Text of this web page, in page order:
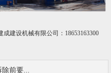
建设机械有限公司：18653163300
除前要...